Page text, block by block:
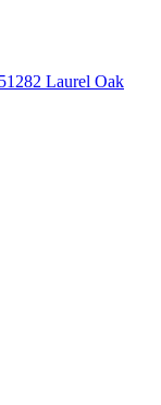
Laurel Oak